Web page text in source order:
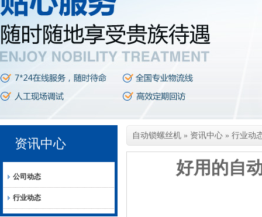
资讯中心
公司动态
行业动态
自动锁螺丝机 » 资讯中心 » 行业动
好用的自